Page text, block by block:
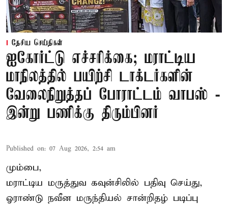
தேசிய செய்திகள்
ஐகோர்ட்டு எச்சரிக்கை; மராட்டிய
மாநிலத்தில் பயிற்சி டாக்டர்களின்
வேலைநிறுத்தப் போராட்டம் வாபஸ் -
இன்று பணிக்கு திரும்பினர்
Published on: 07 Aug 2026, 2:54 am
மும்பை,
மராட்டிய மருத்துவ கவுன்சிலில் பதிவு செய்து,
ஓராண்டு நவீன மருந்தியல் சான்றிதழ் படிப்பு